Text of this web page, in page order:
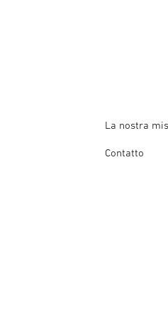
La nostra
Contatto